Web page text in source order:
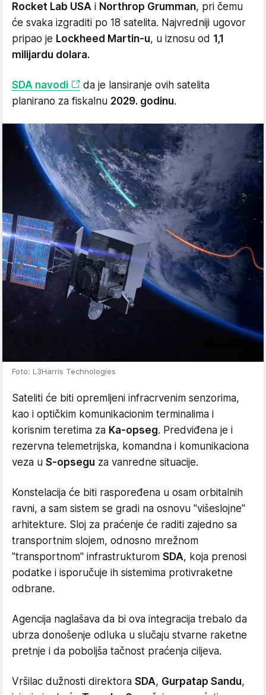
Rocket Lab USA i Northrop Grumman, pri čemu
će svaka izgraditi po 18 satelita. Najvredniji ugovor
pripao je Lockheed Martin-u, u iznosu od 1,1
milijardu dolara.
SDA navodi
da je lansiranje ovih satelita
planirano za fiskalnu 2029. godinu.
Foto: L3Harris Technologies
Sateliti će biti opremljeni infracrvenim senzorima,
kao i optičkim komunikacionim terminalima i
korisnim teretima za Ka-opseg. Predviđena je i
rezervna telemetrijska, komandna i komunikaciona
veza u S-opsegu za vanredne situacije.
Konstelacija će biti raspoređena u osam orbitalnih
ravni, a sam sistem se gradi na osnovu "višeslojne"
arhitekture. Sloj za praćenje će raditi zajedno sa
transportnim slojem, odnosno mrežnom
"transportnom" infrastrukturom SDA, koja prenosi
podatke i isporučuje ih sistemima protivraketne
odbrane.
Agencija naglašava da bi ova integracija trebalo da
ubrza donošenje odluka u slučaju stvarne raketne
pretnje i da poboljša tačnost praćenja ciljeva.
Vršilac dužnosti direktora SDA, Gurpatap Sandu,